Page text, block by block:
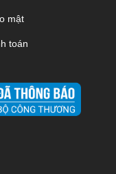
mật
toán